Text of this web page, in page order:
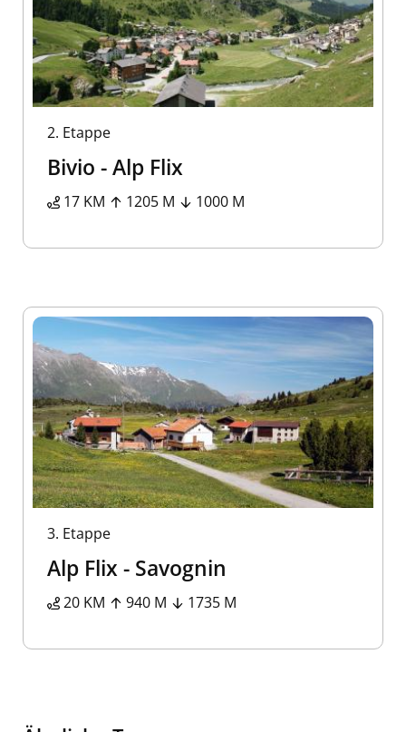
2. Etappe
Bivio - Alp Flix
17 KM 1205 M 1000 M
3. Etappe
Alp Flix - Savognin
20 KM 940 M 1735 M